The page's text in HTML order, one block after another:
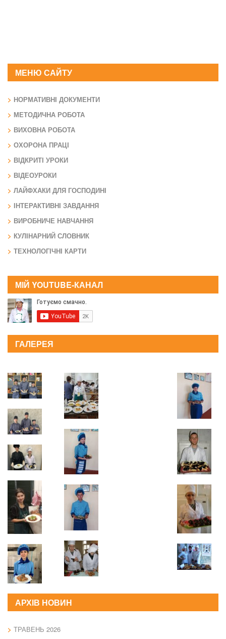
МЕНЮ САЙТУ
НОРМАТИВНІ ДОКУМЕНТИ
МЕТОДИЧНА РОБОТА
ВИХОВНА РОБОТА
ОХОРОНА ПРАЦІ
ВІДКРИТІ УРОКИ
ВІДЕОУРОКИ
ЛАЙФХАКИ ДЛЯ ГОСПОДИНІ
ІНТЕРАКТИВНІ ЗАВДАННЯ
ВИРОБНИЧЕ НАВЧАННЯ
КУЛІНАРНИЙ СЛОВНИК
ТЕХНОЛОГІЧНІ КАРТИ
МІЙ YOUTUBE-КАНАЛ
ГАЛЕРЕЯ
АРХІВ НОВИН
ТРАВЕНЬ 2026